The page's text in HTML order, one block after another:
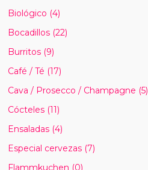
Biológico (4)
Bocadillos (22)
Burritos (9)
Café / Té (17)
Cava / Prosecco / Champagne (5)
Cócteles (11)
Ensaladas (4)
Especial cervezas (7)
Flammkuchen (0)